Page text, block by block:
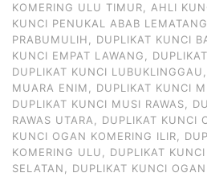
KOMERING ULU TIMUR, AHLI
KUNCI PENUKAL ABAB
PRABUMULIH, DUPLIKAT KUNCI
KUNCI EMPAT LAWANG,
DUPLIKAT KUNCI LUBUKLINGGAU,
MUARA ENIM, DUPLIKAT KUNCI
DUPLIKAT KUNCI MUSI RAWAS,
RAWAS UTARA, DUPLIKAT KUNCI
KUNCI OGAN KOMERING ILIR,
KOMERING ULU, DUPLIKAT
SELATAN, DUPLIKAT KUNCI